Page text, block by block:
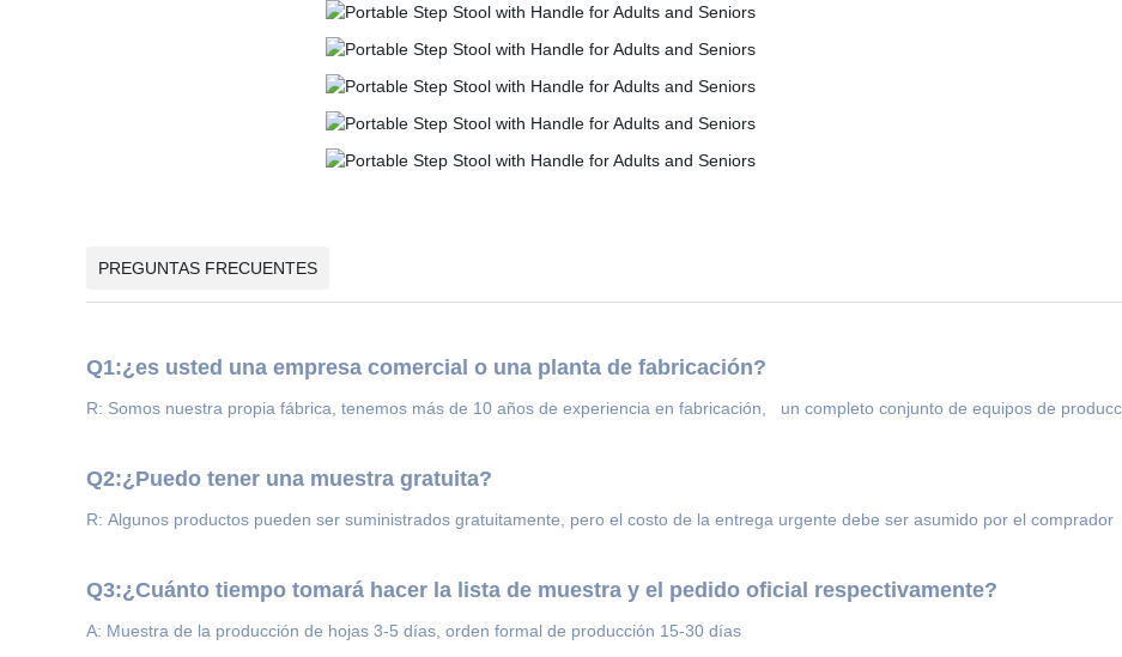
PREGUNTAS FRECUENTES
Q1:¿es usted una empresa comercial o una planta de fabricación?
R: Somos nuestra propia fábrica, tenemos más de 10 años de experiencia en fabricación, un completo conjunto de equipos de
Q2:¿Puedo tener una muestra gratuita?
R: Algunos productos pueden ser suministrados gratuitamente, pero el costo de la entrega urgente debe ser asumido por el comprador
Q3:¿Cuánto tiempo tomará hacer la lista de muestra y el pedido oficial respectivamente?
A: Muestra de la producción de hojas 3-5 días, orden formal de producción 15-30 días